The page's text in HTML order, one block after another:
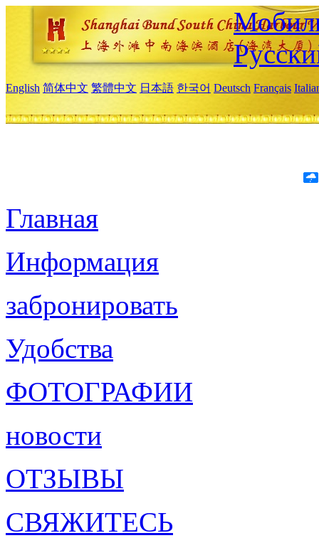
English 简体中文 繁體中文 日本語 한국어 Deutsch Français
Главная
Информация
забронировать
Удобства
ФОТОГРАФИИ
новости
ОТЗЫВЫ
СВЯЖИТЕСЬ